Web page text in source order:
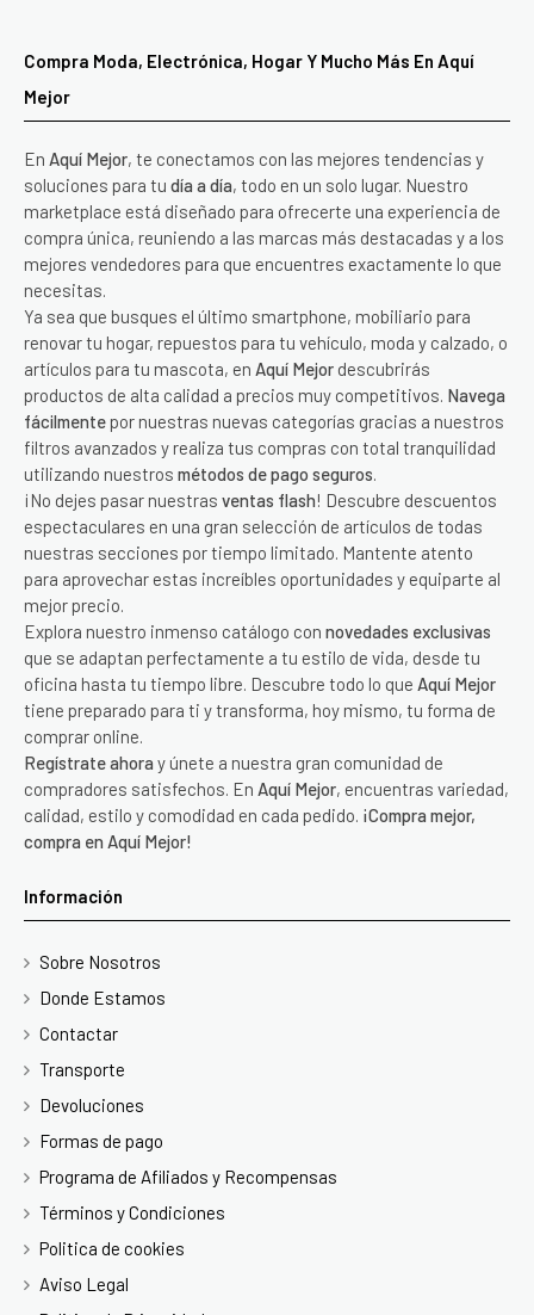
Compra Moda, Electrónica, Hogar Y Mucho Más En Aquí
Mejor
En Aquí Mejor, te conectamos con las mejores tendencias y
soluciones para tu día a día, todo en un solo lugar. Nuestro
marketplace está diseñado para ofrecerte una experiencia de
compra única, reuniendo a las marcas más destacadas y a los
mejores vendedores para que encuentres exactamente lo que
necesitas.
Ya sea que busques el último smartphone, mobiliario para
renovar tu hogar, repuestos para tu vehículo, moda y calzado, o
artículos para tu mascota, en Aquí Mejor descubrirás
productos de alta calidad a precios muy competitivos. Navega
fácilmente por nuestras nuevas categorías gracias a nuestros
filtros avanzados y realiza tus compras con total tranquilidad
utilizando nuestros métodos de pago seguros.
¡No dejes pasar nuestras ventas flash! Descubre descuentos
espectaculares en una gran selección de artículos de todas
nuestras secciones por tiempo limitado. Mantente atento
para aprovechar estas increíbles oportunidades y equiparte al
mejor precio.
Explora nuestro inmenso catálogo con novedades exclusivas
que se adaptan perfectamente a tu estilo de vida, desde tu
oficina hasta tu tiempo libre. Descubre todo lo que Aquí Mejor
tiene preparado para ti y transforma, hoy mismo, tu forma de
comprar online.
Regístrate ahora y únete a nuestra gran comunidad de
compradores satisfechos. En Aquí Mejor, encuentras variedad,
calidad, estilo y comodidad en cada pedido. ¡Compra mejor,
compra en Aquí Mejor!
Información
Sobre Nosotros
Donde Estamos
Contactar
Transporte
Devoluciones
Formas de pago
Programa de Afiliados y Recompensas
Términos y Condiciones
Politica de cookies
Aviso Legal